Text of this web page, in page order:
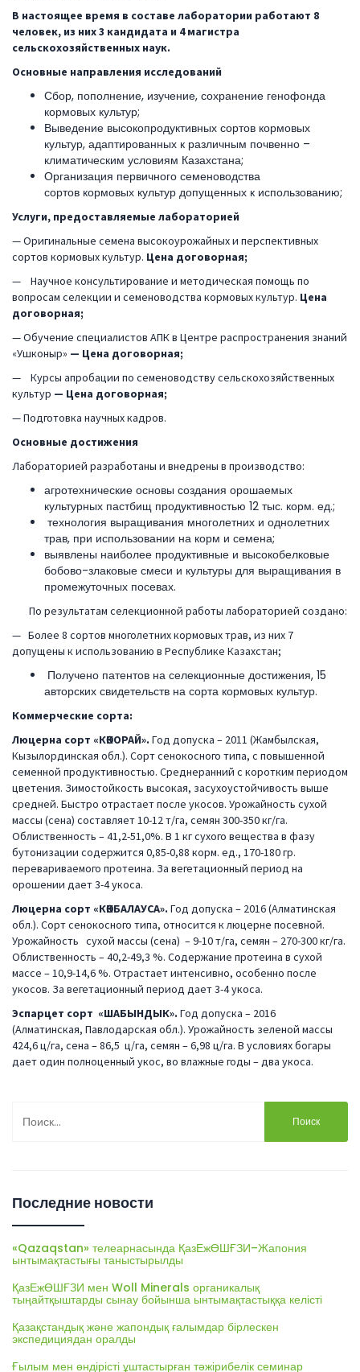
В настоящее время в составе лаборатории работают 8
человек, из них 3 кандидата и 4 магистра
сельскохозяйственных наук.
Основные направления исследований
Сбор, пополнение, изучение, сохранение генофонда
кормовых культур;
Выведение высокопродуктивных сортов кормовых
культур, адаптированных к различным почвенно –
климатическим условиям Казахстана;
Организация первичного семеноводства
сортов кормовых культур допущенных к использованию;
Услуги, предоставляемые лабораторией
— Оригинальные семена высокоурожайных и перспективных
сортов кормовых культур. Цена договорная;
— Научное консультирование и методическая помощь по
вопросам селекции и семеноводства кормовых культур. Цена
договорная;
— Обучение специалистов АПК в Центре распространения знаний
«Ушконыр» — Цена договорная;
— Курсы апробации по семеноводству сельскохозяйственных
культур — Цена договорная;
— Подготовка научных кадров.
Основные достижения
Лабораторией разработаны и внедрены в производство:
агротехнические основы создания орошаемых
культурных пастбищ продуктивностью 12 тыс. корм. ед.;
технология выращивания многолетних и однолетних
трав, при использовании на корм и семена;
выявлены наиболее продуктивные и высокобелковые
бобово-злаковые смеси и культуры для выращивания в
промежуточных посевах.
По результатам селекционной работы лабораторией создано:
— Более 8 сортов многолетних кормовых трав, из них 7
допущены к использованию в Республике Казахстан;
Получено патентов на селекционные достижения, 15
авторских свидетельств на сорта кормовых культур.
Коммерческие сорта:
Люцерна сорт «КӨКОРАЙ». Год допуска – 2011 (Жамбылская,
Кызылординская обл.). Сорт сенокосного типа, с повышенной
семенной продуктивностью. Среднеранний с коротким периодом
цветения. Зимостойкость высокая, засухоустойчивость выше
средней. Быстро отрастает после укосов. Урожайность сухой
массы (сена) составляет 10-12 т/га, семян 300-350 кг/га.
Облиственность – 41,2-51,0%. В 1 кг сухого вещества в фазу
бутонизации содержится 0,85-0,88 корм. ед., 170-180 гр.
перевариваемого протеина. За вегетационный период на
орошении дает 3-4 укоса.
Люцерна сорт «КӨКБАЛАУСА». Год допуска – 2016 (Алматинская
обл.). Сорт сенокосного типа, относится к люцерне посевной.
Урожайность сухой массы (сена) – 9-10 т/га, семян – 270-300 кг/га.
Облиственность – 40,2-49,3 %. Содержание протеина в сухой
массе – 10,9-14,6 %. Отрастает интенсивно, особенно после
укосов. За вегетационный период дает 3-4 укоса.
Эспарцет сорт «ШАБЫНДЫК». Год допуска – 2016
(Алматинская, Павлодарская обл.). Урожайность зеленой массы
424,6 ц/га, сена – 86,5 ц/га, семян – 6,98 ц/га. В условиях богары
дает один полноценный укос, во влажные годы – два укоса.
Последние новости
«Qazaqstan» телеарнасында ҚазЕжӨШҒЗИ–Жапония
ынтымақтастығы таныстырылды
ҚазЕжӨШҒЗИ мен Woll Minerals органикалық
тыңайтқыштарды сынау бойынша ынтымақтастыққа келісті
Қазақстандық және жапондық ғалымдар бірлескен
экспедициядан оралды
Ғылым мен өндірісті ұштастырған тәжірибелік семинар